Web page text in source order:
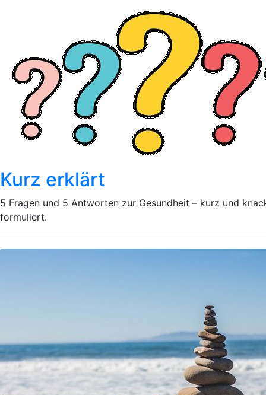
Kurz erklärt
5 Fragen und 5 Antworten zur Gesundheit – kurz und
formuliert.